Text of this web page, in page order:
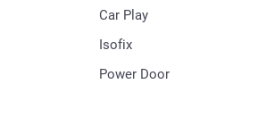
Car Play
Isofix
Power Door